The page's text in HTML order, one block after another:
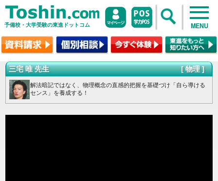
予備校・大学受験の東進ドットコム MENU
三宅 唯 先生 [ 物理 ]
解法暗記ではなく、物理概念の直感的把握を基礎づけ「自ら導ける
センス」を養成する！